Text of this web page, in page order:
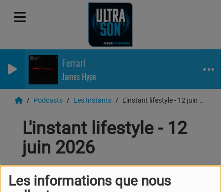
Les informations que nous
Ferrari
James Hype
Podcasts Les Instants L'instant lifestyle - 12 juin 2026
L'instant lifestyle - 12
juin 2026